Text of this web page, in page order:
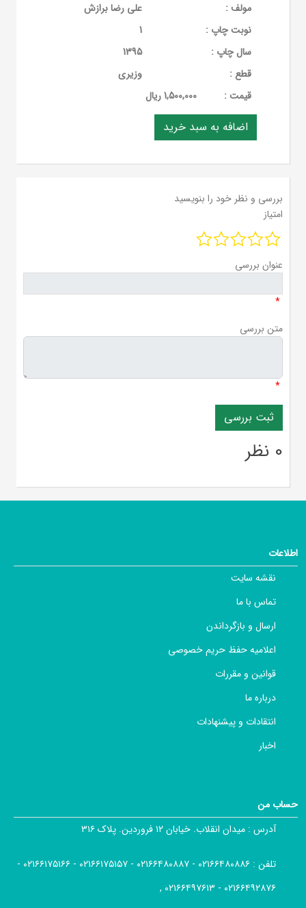
مولف :
علی رضا برازش
نوبت چاپ :
1
سال چاپ :
1395
قطع :
وزیری
قيمت :
1,500,000 ریال
بررسی و نظر خود را بنویسید
امتیاز
عنوان بررسی
*
متن بررسی
*
0 نظر
اطلاعات
نقشه سایت
تماس با ما
ارسال و بازگرداندن
اعلامیه حفظ حریم خصوصی
قوانین و مقررات
درباره ما
انتقادات و پیشنهادات
اخبار
حساب من
آدرس : میدان انقلاب. خیابان ۱۲ فروردین. پلاک ۳۱۶
تلفن :
۰۲۱۶۶۴۸۰۸۸۶ - ۰۲۱۶۶۴۸۰۸۸۷ - ۰۲۱۶۶۱۷۵۱۵۷ - ۰۲۱۶۶۱۷۵۱۶۶ -
۰۲۱۶۶۴۹۲۸۷۶ - ۰۲۱۶۶۴۹۷۶۱۳ ,